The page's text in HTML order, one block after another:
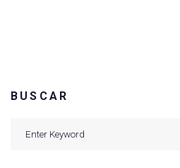
BUSCAR